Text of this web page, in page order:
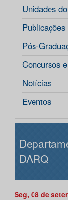
Unidades
Publicações
Pós-
Concursos
Notícias
Eventos
DARQ
Seg, 08 de